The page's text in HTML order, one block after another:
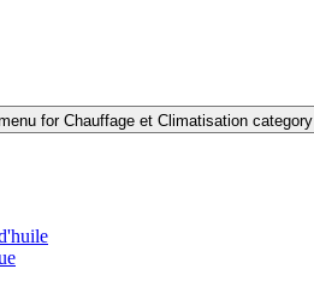
for Chauffage et Climatisation category